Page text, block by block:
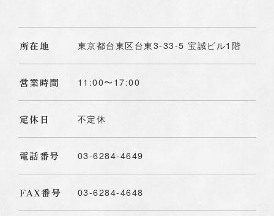
所在地 東京都台東区台東3-33-5 宝誠ビル1階
営業時間 11:00〜17:00
定休日 不定休
電話番号 03-6284-4649
FAX番号 03-6284-4648